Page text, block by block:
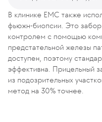
В клинике ЕМС также
фьюжн-биопсии. Это забор
контролем с помощью
предстательной железы
доступен, поэтому
эффективна. Прицельный
из подозрительных
метод на 30% точнее.